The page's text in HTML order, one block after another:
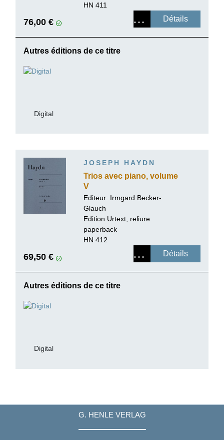
HN 411
76,00 € Détails
Autres éditions de ce titre
Digital
JOSEPH HAYDN
Trios avec piano, volume
V
Editeur: Irmgard Becker-
Glauch
Edition Urtext, reliure
paperback
HN 412
69,50 € Détails
Autres éditions de ce titre
Digital
G. HENLE VERLAG